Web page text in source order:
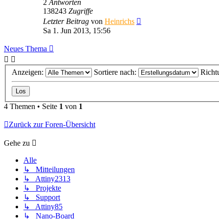
2 Antworten
138243 Zugriffe
Letzter Beitrag von Heinrichs
Sa 1. Jun 2013, 15:56
Neues Thema
Anzeigen: Sortiere nach:
4 Themen • Seite 1 von 1
Zurück zur Foren-Übersicht
Gehe zu
Alle
↳ Mitteilungen
↳ Attiny2313
↳ Projekte
↳ Support
↳ Attiny85
↳ Nano-Board